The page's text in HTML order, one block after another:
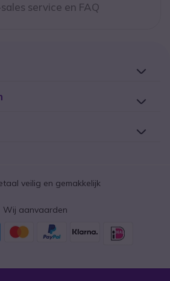
service en FAQ
veilig en gemakkelijk
Wij aanvaarden